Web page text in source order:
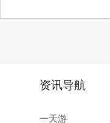
资讯导航
一天游